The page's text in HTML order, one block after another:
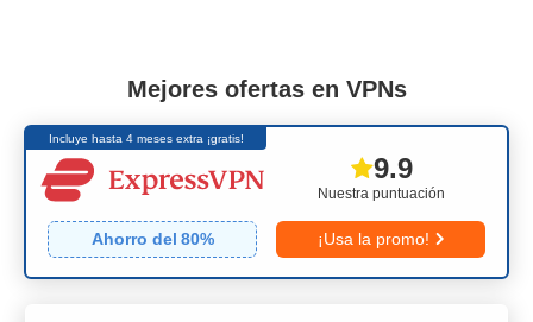
Mejores ofertas en VPNs
Incluye hasta 4 meses extra ¡gratis!
Nuestra puntuación
9.9
Ahorro del 80% ¡Usa la promo!